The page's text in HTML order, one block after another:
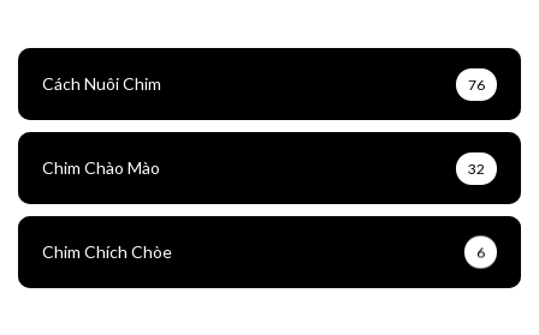
Cách Nuôi Chim 76
Chim Chào Mào 32
Chim Chích Chòe 6